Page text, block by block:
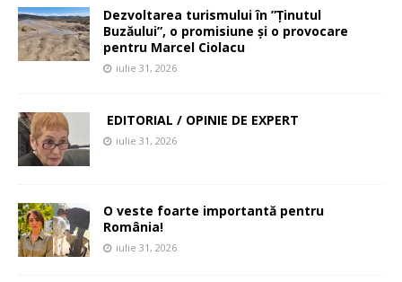
Dezvoltarea turismului în ”Ținutul
Buzăului”, o promisiune și o provocare
pentru Marcel Ciolacu
iulie 31, 2026
EDITORIAL / OPINIE DE EXPERT
iulie 31, 2026
O veste foarte importantă pentru
România!
iulie 31, 2026